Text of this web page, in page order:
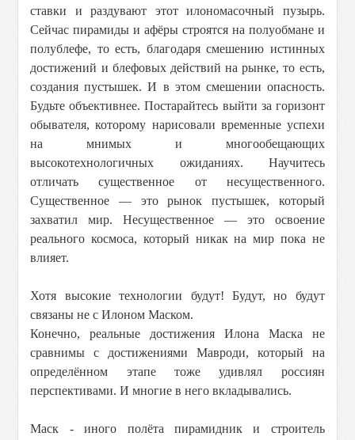
ставки и раздувают этот илономасочный пузырь.
Сейчас пирамиды и афёры строятся на полуобмане и
полублефе, то есть, благодаря смешению истинных
достижений и блефовых действий на рынке, то есть,
создания пустышек. И в этом смешении опасность.
Будьте объективнее. Постарайтесь выйти за горизонт
обывателя, которому нарисовали временные успехи
на мнимых и многообещающих
высокотехнологичных ожиданиях. Научитесь
отличать существенное от несущественного.
Существенное — это рынок пустышек, который
захватил мир. Несущественное — это освоение
реального космоса, который никак на мир пока не
влияет.
Хотя высокие технологии будут! Будут, но будут
связаны не с Илоном Маском.
Конечно, реальные достижения Илона Маска не
сравнимы с достижениями Мавроди, который на
определённом этапе тоже удивлял россиян
перспективами. И многие в него вкладывались.
Маск - иного полёта пирамидник и строитель